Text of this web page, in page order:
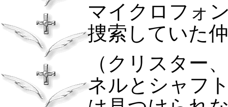
マイクロフォ
捜索していた
（クリスター
ネルとシャフ